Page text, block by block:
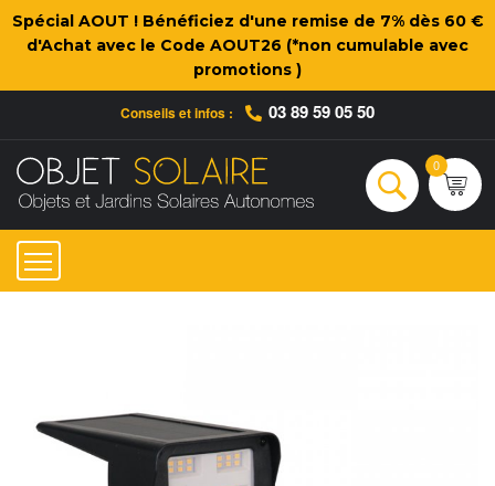
Spécial AOUT ! Bénéficiez d'une remise de 7% dès 60 €
d'Achat avec le Code AOUT26 (*non cumulable avec
promotions )
Conseils et infos : 03 89 59 05 50
Rechercher
0